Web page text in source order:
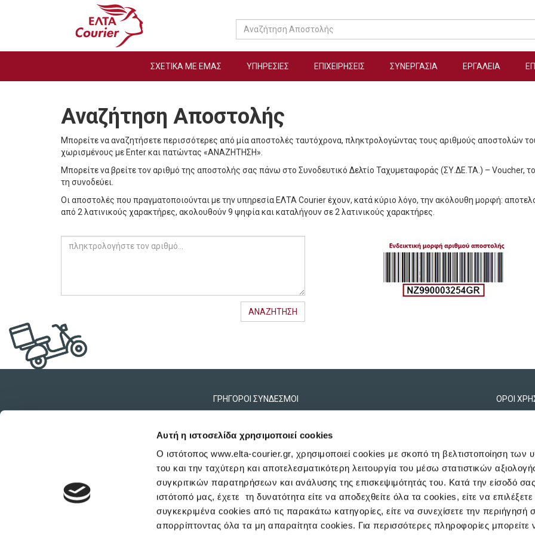
Αυτή η ιστοσελίδα χρησιμοποιεί cookies
Ο ιστότοπος www.elta-courier.gr, χρησιμοποιεί cookies με σκοπό τη βελτιστοποίηση των
του και την ταχύτερη και αποτελεσματικότερη λειτουργία του μέσω στατιστικών
συγκριτικών παρατηρήσεων και ανάλυσης της επισκεψιμότητάς του. Κατά την είσοδό
ιστότοπό μας, έχετε τη δυνατότητα είτε να αποδεχθείτε όλα τα cookies, είτε να επιλέξετε
συγκεκριμένα cookies από τις παρακάτω κατηγορίες, είτε να συνεχίσετε την περιήγησή
απορρίπτοντας όλα τα μη απαραίτητα cookies. Για περισσότερες πληροφορίες μπορείτε
Αναζήτηση Αποστολής
ΣΧΕΤΙΚΑ ΜΕ ΕΜΑΣ ΥΠΗΡΕΣΙΕΣ ΕΠΙΧΕΙΡΗΣΕΙΣ ΣΥΝΕΡΓΑΣΙΑ ΕΡΓΑΛΕΙΑ
Αναζήτηση Αποστολής
Μπορείτε να αναζητήσετε περισσότερες από μία αποστολές ταυτόχρονα, πληκτρολογώντας τους αριθμούς αποστολών
χωρισμένους με Enter και πατώντας «ΑΝΑΖΗΤΗΣΗ».
Μπορείτε να βρείτε τον αριθμό της αποστολής σας πάνω στο Συνοδευτικό Δελτίο Ταχυμεταφοράς (ΣΥ.ΔΕ.ΤΑ.) – Voucher,
τη συνοδεύει.
Οι αποστολές που πραγματοποιούνται με την υπηρεσία ΕΛΤΑ Courier έχουν, κατά κύριο λόγο, την ακόλουθη μορφή:
από 2 λατινικούς χαρακτήρες, ακολουθούν 9 ψηφία και καταλήγουν σε 2 λατινικούς χαρακτήρες.
πληκτρολογήστε τον αριθμό...
ΑΝΑΖΗΤΗΣΗ
ΓΡΗΓΟΡΟΙ ΣΥΝΔΕΣΜΟΙ
ΤΗΛΕΦΩΝΙΚΗ ΕΞΥΠΗΡΕΤΗΣΗ
ΦΟΡΜΑ ΕΠΙΚΟΙΝΩΝΙΑΣ
ΣΥΝΕΡΓΑΣΙΑ
ΣΥΧΝΕΣ ΕΡΩΤΗΣΕΙΣ
ΟΡΟΙ
ΠΟΛΙΤΙΚΗ ΠΡΟΣΤΑΣΙΑΣ
ΧΑΡΤΗΣ ΥΠΟΧΡΕΩΣΕΩΝ
ΠΟΛΙΤΙΚΗ ΠΟΙΟΤΗΤΑΣ